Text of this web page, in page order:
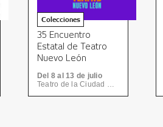
Colecciones
35 Encuentro
Estatal de Teatro
Nuevo León
Del 8 al 13 de julio
Teatro de la Ciudad y Teatro del Centro de las Artes